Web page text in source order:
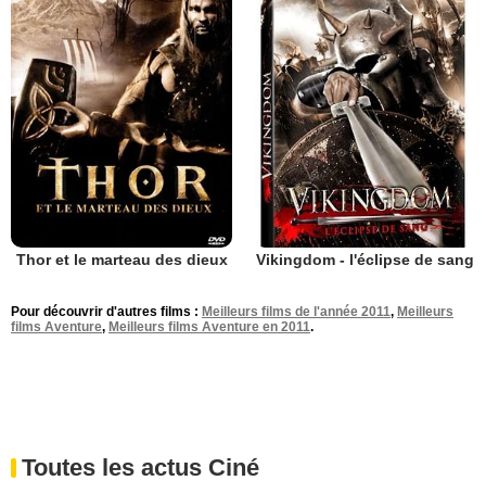
Thor et le marteau des dieux Vikingdom - l'éclipse de sang
Pour découvrir d'autres films : Meilleurs films de l'année 2011, Meilleurs
films Aventure, Meilleurs films Aventure en 2011.
Toutes les actus Ciné